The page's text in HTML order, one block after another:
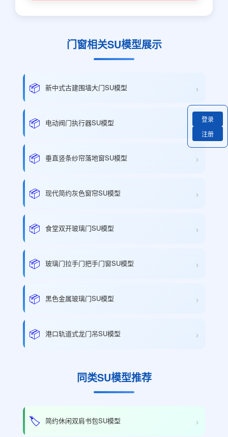
门窗相关SU模型展示
📦 新中式古建围墙大门SU模型 ›
📦 电动阀门执行器SU模型
📦 垂直竖条纱帘落地窗SU模型 ›
📦 现代简约灰色窗帘SU模型 ›
📦 食堂双开玻璃门SU模型 ›
📦 玻璃门拉手门把手门窗SU模型 ›
📦 黑色金属玻璃门SU模型 ›
📦 港口轨道式龙门吊SU模型 ›
同类SU模型推荐
🏷️ 简约休闲双肩书包SU模型 ›
登录
注册